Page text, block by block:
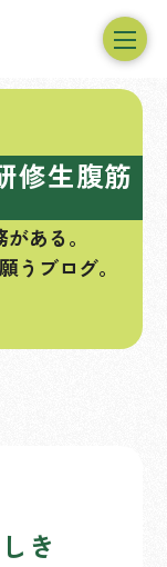
修生腹筋
ある。
うブログ。
き